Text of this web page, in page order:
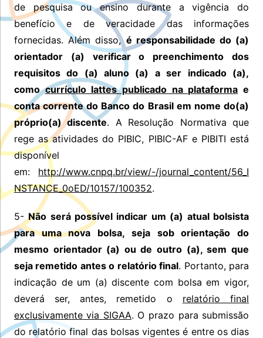
de pesquisa ou ensino durante a vigência do
benefício e de veracidade das informações
fornecidas. Além disso,é responsabilidade do (a)
orientador (a) verificar o preenchimento dos
requisitos do (a) aluno (a) a ser indicado (a),
comocurrículo lattes publicado na plataforma e
conta corrente do Banco do Brasil em nome do(a)
próprio(a) discente. A Resolução Normativa que
rege as atividades do PIBIC, PIBIC-AF e PIBITI está
disponível
em: http://www.cnpq.br/view/-/journal_content/56_I
NSTANCE_0oED/10157/100352.
5-Não será possível indicar um (a) atual bolsista
para uma nova bolsa, seja sob orientação do
mesmo orientador (a) ou de outro (a), sem que
seja remetido antes o relatório final. Portanto, para
indicação de um (a) discente com bolsa em vigor,
deverá ser, antes, remetido o relatório final
exclusivamente via SIGAA. O prazo para submissão
do relatório final das bolsas vigentes é entre os dias